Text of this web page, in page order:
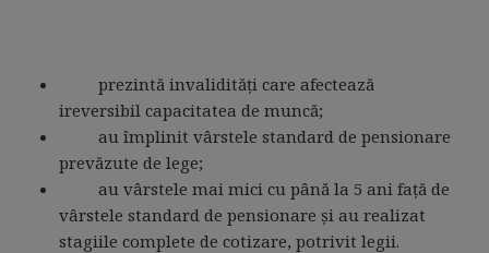
prezintă invalidităţi care afectează
ireversibil capacitatea de muncă;
au împlinit vârstele standard de pensionare
prevăzute de lege;
au vârstele mai mici cu până la 5 ani faţă de
vârstele standard de pensionare şi au realizat
stagiile complete de cotizare, potrivit legii.